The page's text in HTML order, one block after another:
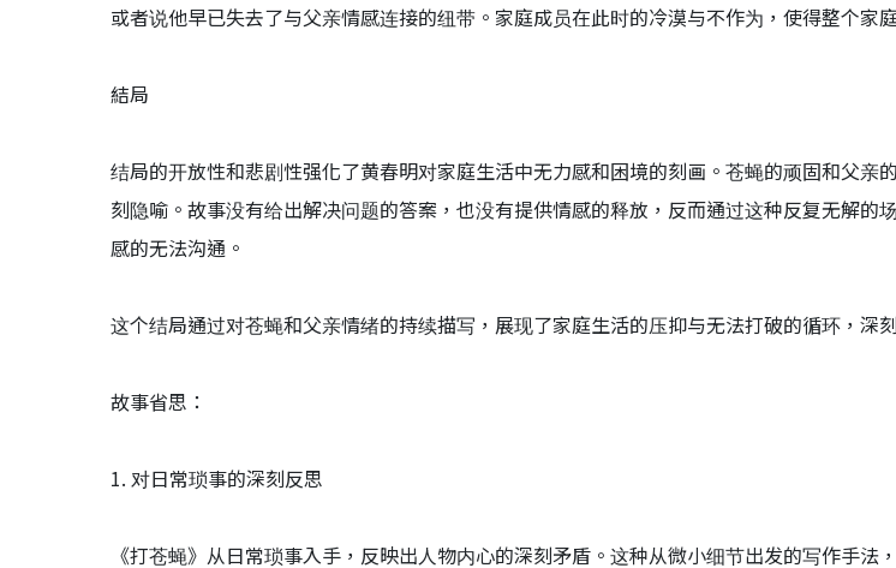
或者说他早已失去了与父亲情感连接的纽带。家庭成员在此时的冷漠与不作为，使得整个家
結局
结局的开放性和悲剧性强化了黄春明对家庭生活中无力感和困境的刻画。苍蝇的顽固和父
刻隐喻。故事没有给出解决问题的答案，也没有提供情感的释放，反而通过这种反复无解
感的无法沟通。
这个结局通过对苍蝇和父亲情绪的持续描写，展现了家庭生活的压抑与无法打破的循环，深
故事省思：
1. 对日常琐事的深刻反思
《打苍蝇》从日常琐事入手，反映出人物内心的深刻矛盾。这种从微小细节出发的写作手